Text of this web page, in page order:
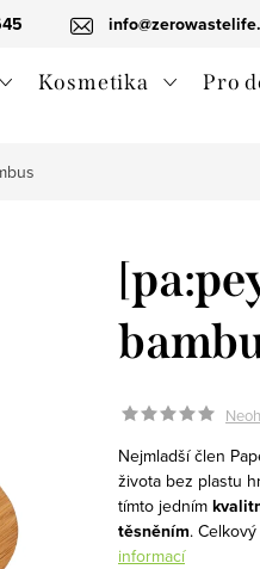
osobních údajů
Kosmetika Pro
Nejmladší člen
života bez plastu
tímto jedním
těsněním.
informací